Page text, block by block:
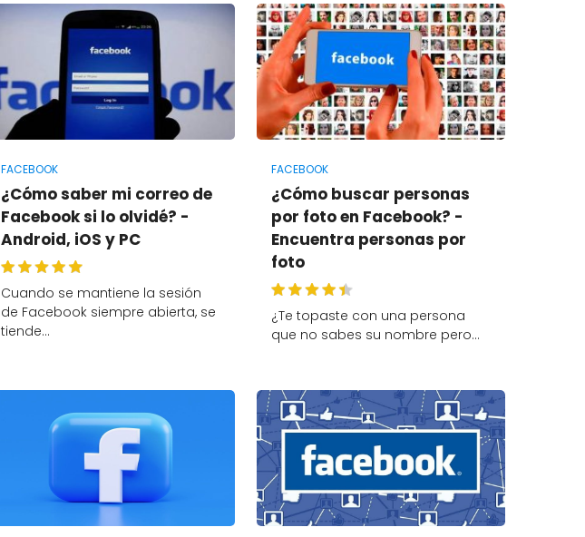
FACEBOOK
¿Cómo saber mi correo de
Facebook si lo olvidé? -
Android, iOS y PC
Cuando se mantiene la sesión
de Facebook siempre abierta, se
tiende…
FACEBOOK
¿Cómo buscar personas
por foto en Facebook? -
Encuentra personas por
foto
¿Te topaste con una persona
que no sabes su nombre pero…